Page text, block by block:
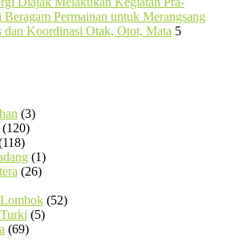
Permainan untuk Merangsang
Koordinasi Otak, Otot, Mata 5
(3)
(1)
(26)
(52)
(5)
(69)